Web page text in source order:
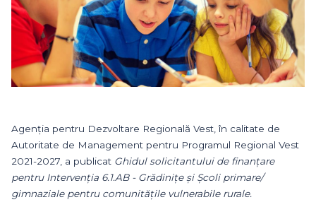
Agenția pentru Dezvoltare Regională Vest, în calitate de
Autoritate de Management pentru Programul Regional Vest
2021-2027, a publicat Ghidul solicitantului de finanțare
pentru Intervenția 6.1.AB - Grădinițe și Școli primare/
gimnaziale pentru comunitățile vulnerabile rurale.